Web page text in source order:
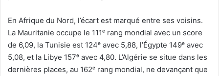
En Afrique du Nord, l’écart est marqué entre ses voisins.
La Mauritanie occupe le 111ᵉ rang mondial avec un score
de 6,09, la Tunisie est 124ᵉ avec 5,88, l’Égypte 149ᵉ avec
5,08, et la Libye 157ᵉ avec 4,80. L’Algérie se situe dans les
dernières places, au 162ᵉ rang mondial, ne devançant que